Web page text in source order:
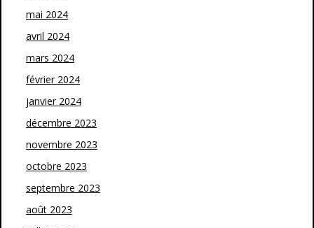
mai 2024
avril 2024
mars 2024
février 2024
janvier 2024
décembre 2023
novembre 2023
octobre 2023
septembre 2023
août 2023